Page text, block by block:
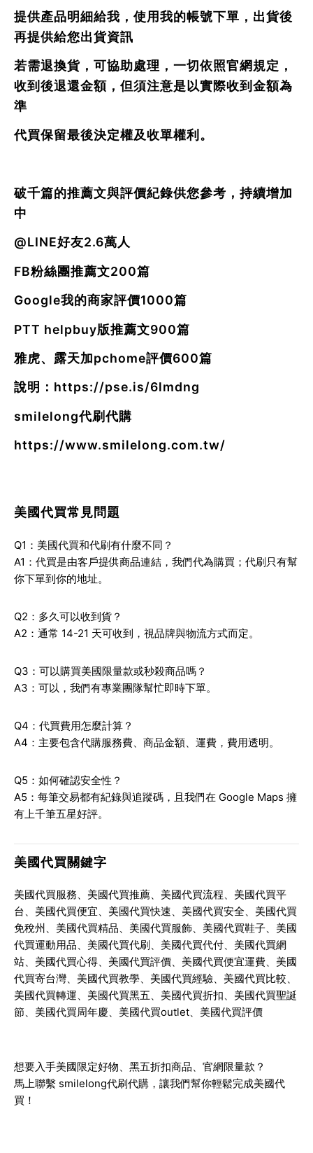
提供產品明細給我，使用我的帳號下單，出貨後
再提供給您出貨資訊
若需退換貨，可協助處理，一切依照官網規定，
收到後退還金額，但須注意是以實際收到金額為
準
代買保留最後決定權及收單權利。
破千篇的推薦文與評價紀錄供您參考，持續增加
中
@LINE好友2.6萬人
FB粉絲團推薦文200篇
Google我的商家評價1000篇
PTT helpbuy版推薦文900篇
雅虎、露天加pchome評價600篇
說明： https://pse.is/6lmdng
smilelong代刷代購
https://www.smilelong.com.tw/
美國代買常見問題
Q1：美國代買和代刷有什麼不同？
A1：代買是由客戶提供商品連結，我們代為購買；代刷只有幫
你下單到你的地址。
Q2：多久可以收到貨？
A2：通常 14-21 天可收到，視品牌與物流方式而定。
Q3：可以購買美國限量款或秒殺商品嗎？
A3：可以，我們有專業團隊幫忙即時下單。
Q4：代買費用怎麼計算？
A4：主要包含代購服務費、商品金額、運費，費用透明。
Q5：如何確認安全性？
A5：每筆交易都有紀錄與追蹤碼，且我們在 Google Maps 擁
有上千筆五星好評。
美國代買關鍵字
美國代買服務、美國代買推薦、美國代買流程、美國代買平
台、美國代買便宜、美國代買快速、美國代買安全、美國代買
免稅州、美國代買精品、美國代買服飾、美國代買鞋子、美國
代買運動用品、美國代買代刷、美國代買代付、美國代買網
站、美國代買心得、美國代買評價、美國代買便宜運費、美國
代買寄台灣、美國代買教學、美國代買經驗、美國代買比較、
美國代買轉運、美國代買黑五、美國代買折扣、美國代買聖誕
節、美國代買周年慶、美國代買outlet、美國代買評價
想要入手美國限定好物、黑五折扣商品、官網限量款？
馬上聯繫 smilelong代刷代購 ，讓我們幫你輕鬆完成美國代
買！